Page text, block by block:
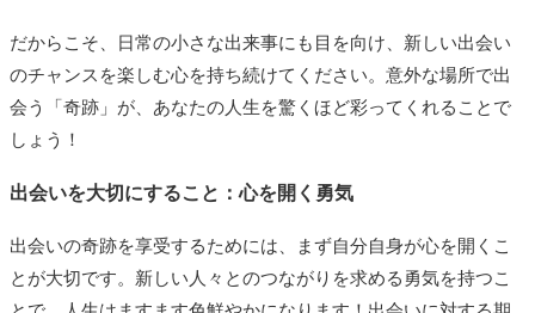
だからこそ、日常の小さな出来事にも目を向け、新しい出会い
のチャンスを楽しむ心を持ち続けてください。意外な場所で出
会う「奇跡」が、あなたの人生を驚くほど彩ってくれることで
しょう！
出会いを大切にすること：心を開く勇気
出会いの奇跡を享受するためには、まず自分自身が心を開くこ
とが大切です。新しい人々とのつながりを求める勇気を持つこ